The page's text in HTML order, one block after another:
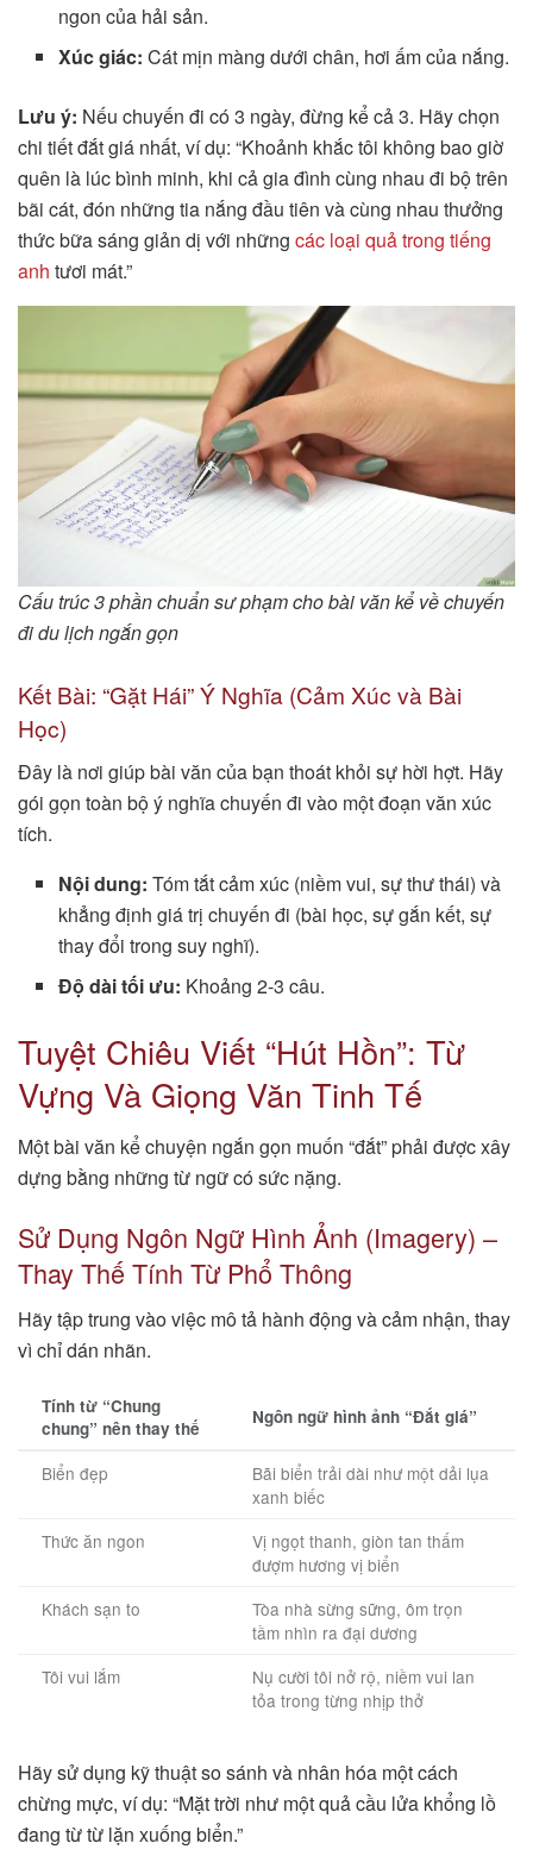
ngon của hải sản.
Xúc giác: Cát mịn màng dưới chân, hơi ấm của nắng.
Lưu ý: Nếu chuyến đi có 3 ngày, đừng kể cả 3. Hãy chọn
chi tiết đắt giá nhất, ví dụ: “Khoảnh khắc tôi không bao giờ
quên là lúc bình minh, khi cả gia đình cùng nhau đi bộ trên
bãi cát, đón những tia nắng đầu tiên và cùng nhau thưởng
thức bữa sáng giản dị với những các loại quả trong tiếng
anh tươi mát.”
Cấu trúc 3 phần chuẩn sư phạm cho bài văn kể về chuyến
đi du lịch ngắn gọn
Kết Bài: “Gặt Hái” Ý Nghĩa (Cảm Xúc và Bài
Học)
Đây là nơi giúp bài văn của bạn thoát khỏi sự hời hợt. Hãy
gói gọn toàn bộ ý nghĩa chuyến đi vào một đoạn văn xúc
tích.
Nội dung: Tóm tắt cảm xúc (niềm vui, sự thư thái) và
khẳng định giá trị chuyến đi (bài học, sự gắn kết, sự
thay đổi trong suy nghĩ).
Độ dài tối ưu: Khoảng 2-3 câu.
Tuyệt Chiêu Viết “Hút Hồn”: Từ
Vựng Và Giọng Văn Tinh Tế
Một bài văn kể chuyện ngắn gọn muốn “đắt” phải được xây
dựng bằng những từ ngữ có sức nặng.
Sử Dụng Ngôn Ngữ Hình Ảnh (Imagery) –
Thay Thế Tính Từ Phổ Thông
Hãy tập trung vào việc mô tả hành động và cảm nhận, thay
vì chỉ dán nhãn.
Tính từ “Chung
chung” nên thay thế
Ngôn ngữ hình ảnh “Đắt giá”
Biển đẹp
Bãi biển trải dài như một dải lụa
xanh biếc
Thức ăn ngon
Vị ngọt thanh, giòn tan thấm
đượm hương vị biển
Khách sạn to
Tòa nhà sừng sững, ôm trọn
tầm nhìn ra đại dương
Tôi vui lắm
Nụ cười tôi nở rộ, niềm vui lan
tỏa trong từng nhịp thở
Hãy sử dụng kỹ thuật so sánh và nhân hóa một cách
chừng mực, ví dụ: “Mặt trời như một quả cầu lửa khổng lồ
đang từ từ lặn xuống biển.”